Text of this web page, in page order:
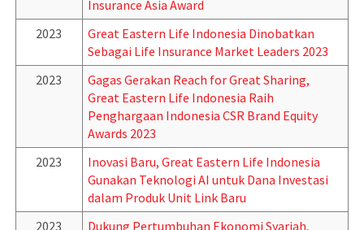
Insurance Asia Award
2023
Great Eastern Life Indonesia Dinobatkan
Sebagai Life Insurance Market Leaders 2023
2023
Gagas Gerakan Reach for Great Sharing,
Great Eastern Life Indonesia Raih
Penghargaan Indonesia CSR Brand Equity
Awards 2023
2023
Inovasi Baru, Great Eastern Life Indonesia
Gunakan Teknologi AI untuk Dana Investasi
dalam Produk Unit Link Baru
2023
Dukung Pertumbuhan Ekonomi Syariah,